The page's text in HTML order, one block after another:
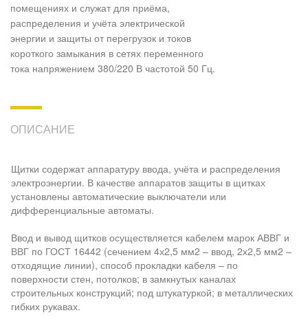
помещениях и служат для приёма,
распределения и учёта электрической
энергии и защиты от перегрузок и токов
короткого замыкания в сетях переменного
тока напряжением 380/220 В частотой 50 Гц.
ОПИСАНИЕ
Щитки содержат аппаратуру ввода, учёта и распределения
электроэнергии. В качестве аппаратов защиты в щитках
установлены автоматические выключатели или
дифференциальные автоматы.
Ввод и вывод щитков осуществляется кабелем марок АВВГ и
ВВГ по ГОСТ 16442 (сечением 4х2,5 мм2 – ввод, 2х2,5 мм2 –
отходящие линии), способ прокладки кабеля – по
поверхности стен, потолков; в замкнутых каналах
строительных конструкций; под штукатуркой; в металлических
гибких рукавах.